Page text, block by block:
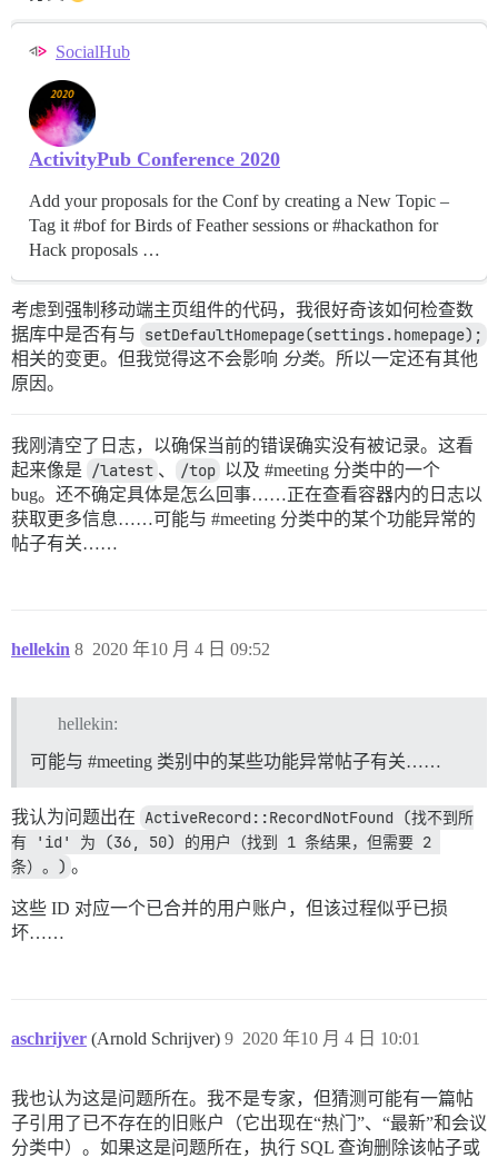
SocialHub
ActivityPub Conference 2020
Add your proposals for the Conf by creating a New Topic –
Tag it #bof for Birds of Feather sessions or #hackathon for
Hack proposals …
考虑到强制移动端主页组件的代码，我很好奇该如何检查数
据库中是否有与 setDefaultHomepage(settings.homepage);
相关的变更。但我觉得这不会影响 分类。所以一定还有其他
原因。
我刚清空了日志，以确保当前的错误确实没有被记录。这看
起来像是
/latest 、 /top 以及 #meeting 分类中的一个
bug。还不确定具体是怎么回事……正在查看容器内的日志以
获取更多信息……可能与 #meeting 分类中的某个功能异常的
帖子有关……
hellekin 2020 年10 月 4 日 09:52
8
hellekin:
可能与 #meeting 类别中的某些功能异常帖子有关……
我认为问题出在 ActiveRecord::RecordNotFound (找不到所
有 'id' 为 (36, 50) 的用户（找到 1 条结果，但需要 2
条）。) 。
这些 ID 对应一个已合并的用户账户，但该过程似乎已损
坏……
aschrijver (Arnold Schrijver) 2020 年10 月 4 日 10:01
9
我也认为这是问题所在。我不是专家，但猜测可能有一篇帖
子引用了已不存在的旧账户（它出现在“热门”、“最新”和会议
分类中）。如果这是问题所在，执行 SQL 查询删除该帖子或